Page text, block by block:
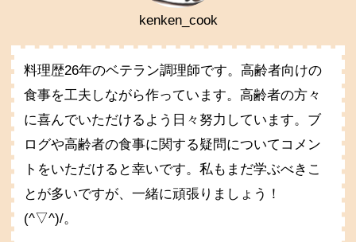
kenken_cook
料理歴26年のベテラン調理師です。高齢者向けの
食事を工夫しながら作っています。高齢者の方々
に喜んでいただけるよう日々努力しています。ブ
ログや高齢者の食事に関する疑問についてコメン
トをいただけると幸いです。私もまだ学ぶべきこ
とが多いですが、一緒に頑張りましょう！
(^▽^)/。